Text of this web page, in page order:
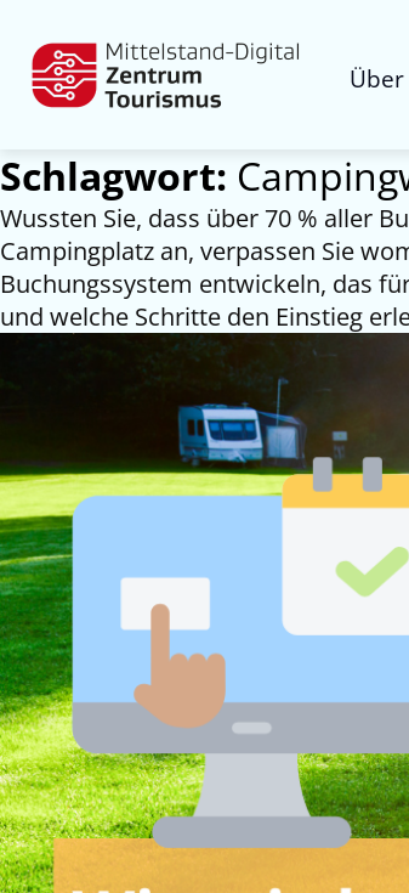
Schlagwort:
Wussten Sie, dass über 70 % aller
Campingplatz an, verpassen Sie
Buchungssystem entwickeln, das
und welche Schritte den Einstieg